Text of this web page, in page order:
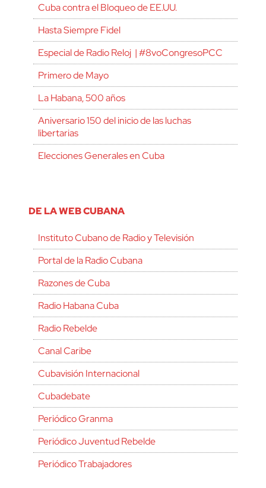
Cuba contra el Bloqueo de EE.UU.
Hasta Siempre Fidel
Especial de Radio Reloj | #8voCongresoPCC
Primero de Mayo
La Habana, 500 años
Aniversario 150 del inicio de las luchas
libertarias
Elecciones Generales en Cuba
DE LA WEB CUBANA
Instituto Cubano de Radio y Televisión
Portal de la Radio Cubana
Razones de Cuba
Radio Habana Cuba
Radio Rebelde
Canal Caribe
Cubavisión Internacional
Cubadebate
Periódico Granma
Periódico Juventud Rebelde
Periódico Trabajadores